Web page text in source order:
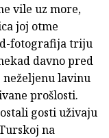
vile uz more,
joj otme
fotografija triju
davno pred
lavinu
prošlosti.
gosti uživaju
na